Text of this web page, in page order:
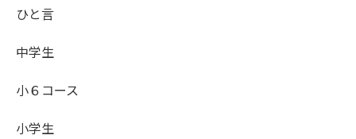
ひと言
中学生
小６コース
小学生